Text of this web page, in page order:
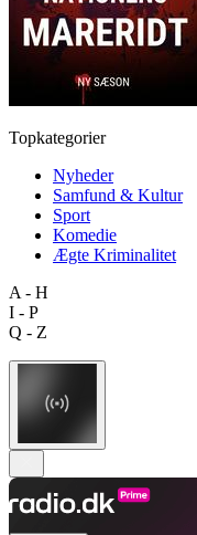
Topkategorier
Nyheder
Samfund & Kultur
Sport
Komedie
Ægte Kriminalitet
A - H
I - P
Q - Z